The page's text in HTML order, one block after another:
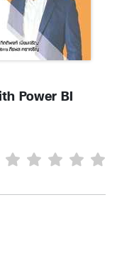
Power BI